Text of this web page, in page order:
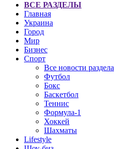
ВСЕ РАЗДЕЛЫ
Главная
Украина
Город
Мир
Бизнес
Спорт
Все новости раздела
Футбол
Бокс
Баскетбол
Теннис
Формула-1
Хоккей
Шахматы
Lifestyle